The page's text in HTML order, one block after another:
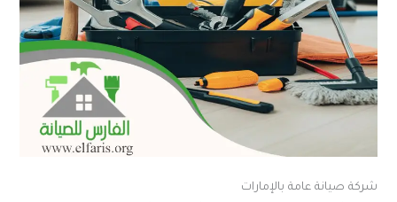
شركة صيانة عامة بالإمارات